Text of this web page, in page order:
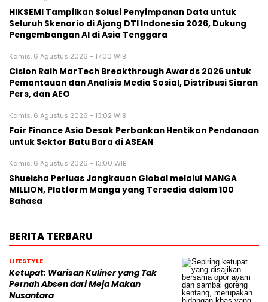
HIKSEMI Tampilkan Solusi Penyimpanan Data untuk
Seluruh Skenario di Ajang DTI Indonesia 2026, Dukung
Pengembangan AI di Asia Tenggara
Kamis, 6 Agustus 2026 - 17:00 WIB
Cision Raih MarTech Breakthrough Awards 2026 untuk
Pemantauan dan Analisis Media Sosial, Distribusi Siaran
Pers, dan AEO
Kamis, 6 Agustus 2026 - 13:02 WIB
Fair Finance Asia Desak Perbankan Hentikan Pendanaan
untuk Sektor Batu Bara di ASEAN
Kamis, 6 Agustus 2026 - 13:00 WIB
Shueisha Perluas Jangkauan Global melalui MANGA
MILLION, Platform Manga yang Tersedia dalam 100
Bahasa
BERITA TERBARU
LIFESTYLE
Ketupat: Warisan Kuliner yang Tak
Pernah Absen dari Meja Makan
Nusantara